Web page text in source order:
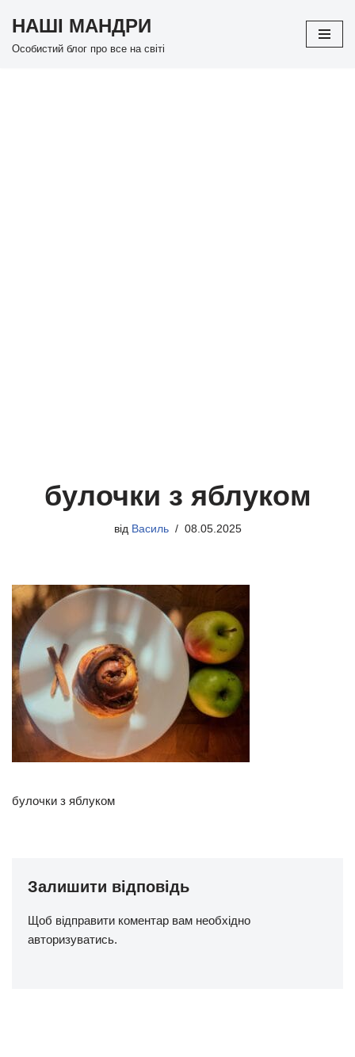
Перейти
НАШІ МАНДРИ
Особистий блог про все на світі
булочки з яблуком
від Василь 08.05.2025
булочки з яблуком
Залишити відповідь
Щоб відправити коментар вам необхідно
авторизуватись.